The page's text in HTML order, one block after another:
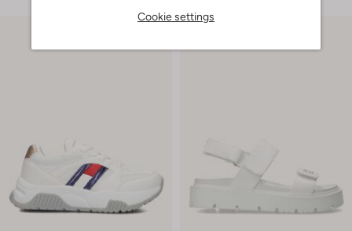
Cookie settings